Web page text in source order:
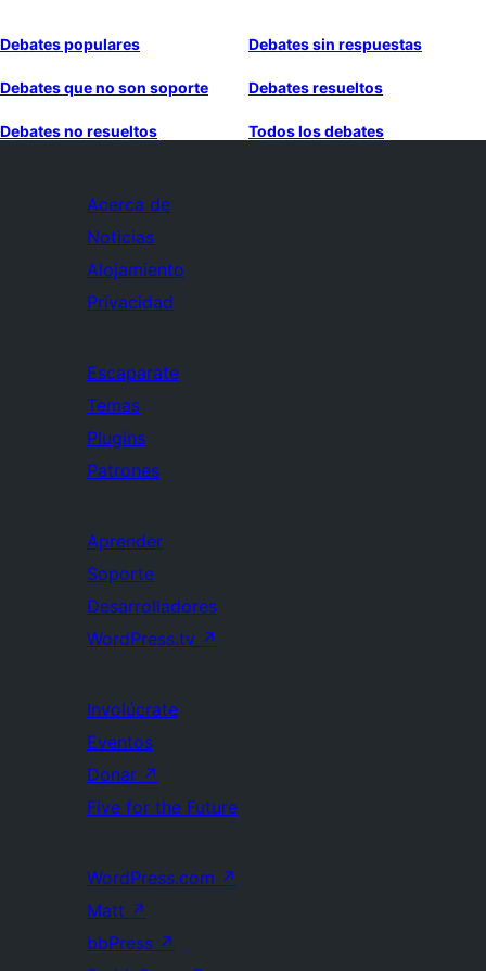
Debates populares Debates sin respuestas
Debates que no son soporte Debates resueltos
Debates no resueltos Todos los debates
Acerca de
Noticias
Alojamiento
Privacidad
Escaparate
Temas
Plugins
Patrones
Aprender
Soporte
Desarrolladores
WordPress.tv ↗
Involúcrate
Eventos
Donar ↗
Five for the Future
WordPress.com ↗
Matt ↗
bbPress ↗